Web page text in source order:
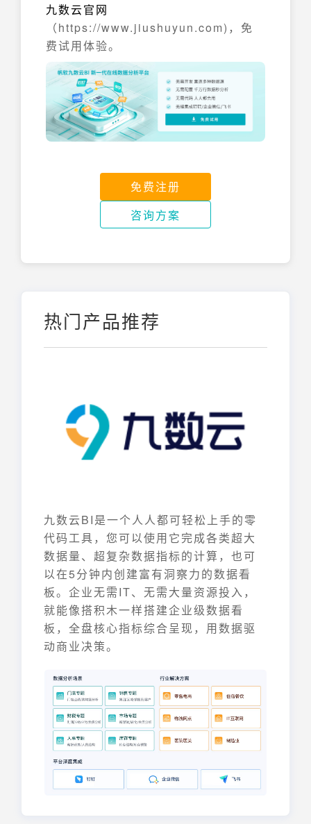
九数云官网
（https://www.jiushuyun.com)，免
费试用体验。
免费注册
咨询方案
热门产品推荐
九数云BI是一个人人都可轻松上手的零
代码工具，您可以使用它完成各类超大
数据量、超复杂数据指标的计算，也可
以在5分钟内创建富有洞察力的数据看
板。企业无需IT、无需大量资源投入，
就能像搭积木一样搭建企业级数据看
板，全盘核心指标综合呈现，用数据驱
动商业决策。